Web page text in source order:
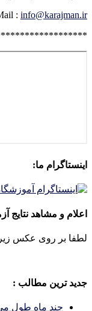
: info@karajman.ir
اینستاگرام ما:
اعلام و مشاهد
لطفا بر روی عکس زیر
جدید ترین مطالب :
چند ماه طول